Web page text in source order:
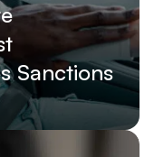
Sanctions